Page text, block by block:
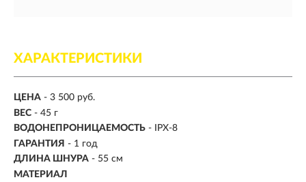
ХАРАКТЕРИСТИКИ
ЦЕНА - 3 500 руб.
ВЕС - 45 г
ВОДОНЕПРОНИЦАЕМОСТЬ - IPX-8
ГАРАНТИЯ - 1 год
ДЛИНА ШНУРА - 55 см
МАТЕРИАЛ